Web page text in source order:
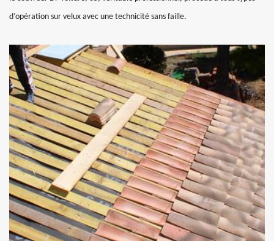
d’opération sur velux avec une technicité sans faille.